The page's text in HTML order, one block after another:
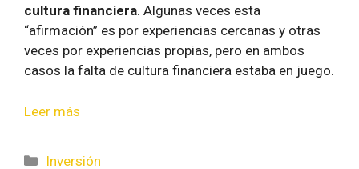
cultura financiera. Algunas veces esta
“afirmación” es por experiencias cercanas y otras
veces por experiencias propias, pero en ambos
casos la falta de cultura financiera estaba en juego.
Leer más
Inversión